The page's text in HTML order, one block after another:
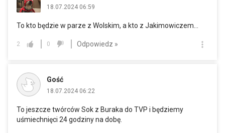
18.07.2024 06:59
To kto będzie w parze z Wolskim, a kto z Jakimowiczem...
2 0 Odpowiedz »
Gość
18.07.2024 06:22
To jeszcze twórców Sok z Buraka do TVP i będziemy
uśmiechnięci 24 godziny na dobę.